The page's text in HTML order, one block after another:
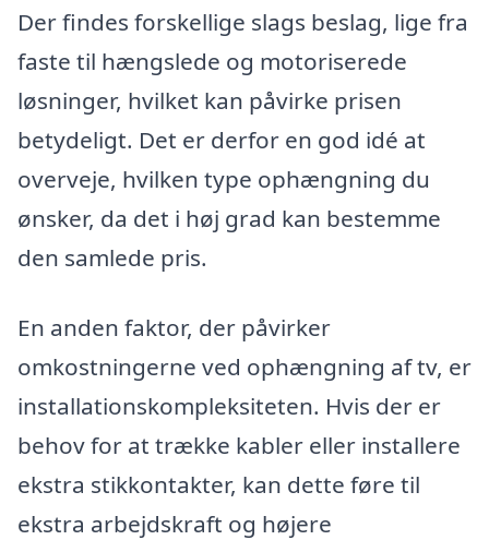
Der findes forskellige slags beslag, lige fra
faste til hængslede og motoriserede
løsninger, hvilket kan påvirke prisen
betydeligt. Det er derfor en god idé at
overveje, hvilken type ophængning du
ønsker, da det i høj grad kan bestemme
den samlede pris.
En anden faktor, der påvirker
omkostningerne ved ophængning af tv, er
installationskompleksiteten. Hvis der er
behov for at trække kabler eller installere
ekstra stikkontakter, kan dette føre til
ekstra arbejdskraft og højere